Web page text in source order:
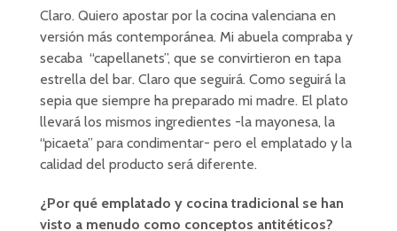
Claro. Quiero apostar por la cocina valenciana en
versión más contemporánea. Mi abuela compraba y
secaba “capellanets”, que se convirtieron en tapa
estrella del bar. Claro que seguirá. Como seguirá la
sepia que siempre ha preparado mi madre. El plato
llevará los mismos ingredientes -la mayonesa, la
“picaeta” para condimentar- pero el emplatado y la
calidad del producto será diferente.
¿Por qué emplatado y cocina tradicional se han
visto a menudo como conceptos antitéticos?